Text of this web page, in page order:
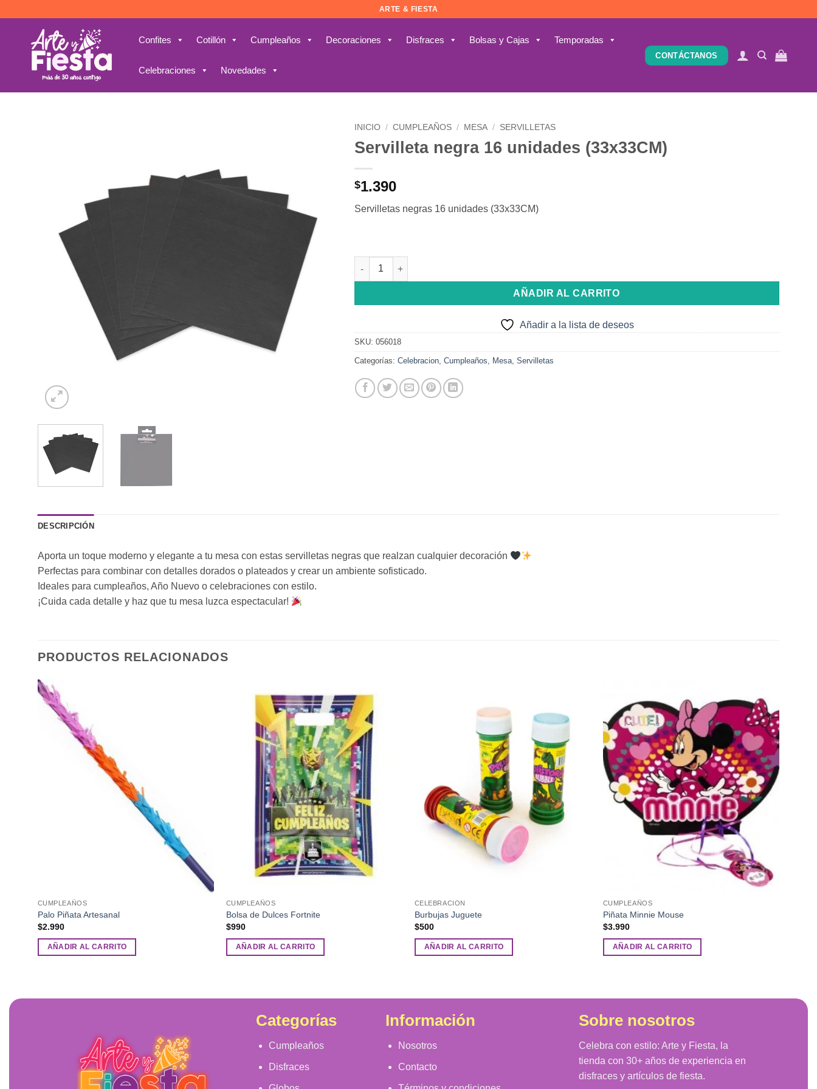
contenido
ARTE & FIESTA
Confites Cotillón Cumpleaños Decoraciones Disfraces Bolsas y Cajas Temporadas
Celebraciones Novedades
CONTÁCTANOS
INICIO / CUMPLEAÑOS / MESA / SERVILLETAS
Servilleta negra 16 unidades (33x33CM)
$1.390
Servilletas negras 16 unidades (33x33CM)
Servilleta negra 16 unidades (33x33CM) cantidad
AÑADIR AL CARRITO
Añadir a la lista de deseos
SKU: 056018
Categorías: Celebracion, Cumpleaños, Mesa, Servilletas
DESCRIPCIÓN
Aporta un toque moderno y elegante a tu mesa con estas servilletas negras que realzan cualquier decoración
Perfectas para combinar con detalles dorados o plateados y crear un ambiente sofisticado.
Ideales para cumpleaños, Año Nuevo o celebraciones con estilo.
¡Cuida cada detalle y haz que tu mesa luzca espectacular!
PRODUCTOS RELACIONADOS
CUMPLEAÑOS
Palo Piñata Artesanal
$2.990
AÑADIR AL CARRITO
Añadir
lista de
deseos
CUMPLEAÑOS
Bolsa de Dulces Fortnite
$990
AÑADIR AL CARRITO
Añadir
a la
deseos
CELEBRACION
Burbujas Juguete
$500
AÑADIR AL CARRITO
Añadir
a la
lista de
deseos
CUMPLEAÑOS
Piñata Minnie Mouse
$3.990
AÑADIR AL CARRITO
Categorías
Cumpleaños
Disfraces
Información
Nosotros
Contacto
Sobre nosotros
Celebra con estilo: Arte y Fiesta, la
tienda con 30+ años de experiencia en
disfraces y artículos de fiesta.